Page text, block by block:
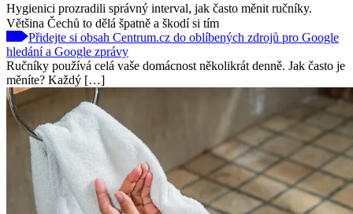
Hygienici prozradili správný interval, jak často měnit ručníky.
Většina Čechů to dělá špatně a škodí si tím
Přidejte si obsah Centrum.cz do oblíbených zdrojů pro Google
hledání a Google zprávy
Ručníky používá celá vaše domácnost několikrát denně. Jak často je
měníte? Každý […]